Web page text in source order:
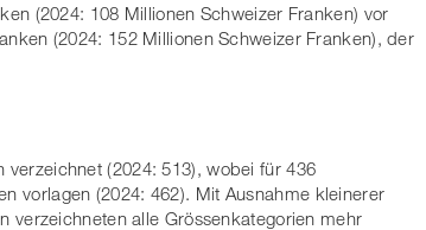
(2024: 108 Millionen Schweizer Franken) vor
(2024: 152 Millionen Schweizer Franken), der
(2024: 513), wobei für 436
vorlagen (2024: 462). Mit Ausnahme kleinerer
verzeichneten alle Grössenkategorien mehr